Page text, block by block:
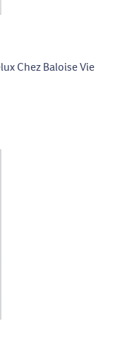
Chez Baloise Vie